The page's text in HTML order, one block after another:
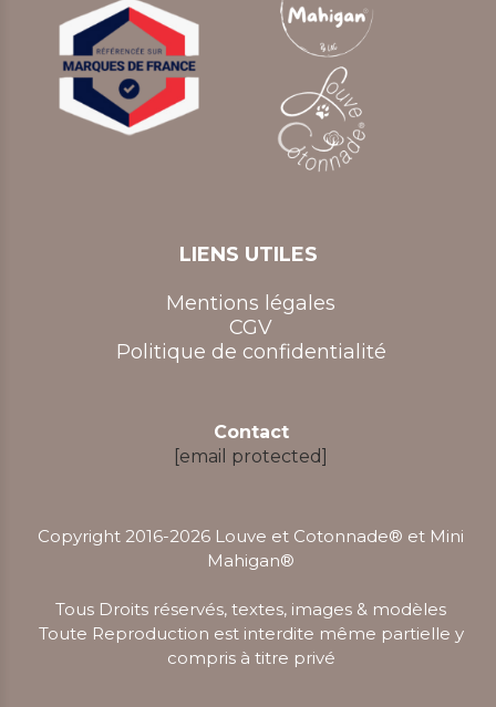
LIENS UTILES
Mentions légales
CGV
Politique de confidentialité
Contact
[email protected]
Copyright 2016-2026 Louve et Cotonnade® et Mini
Mahigan®
Tous Droits réservés, textes, images & modèles
Toute Reproduction est interdite même partielle y
compris à titre privé